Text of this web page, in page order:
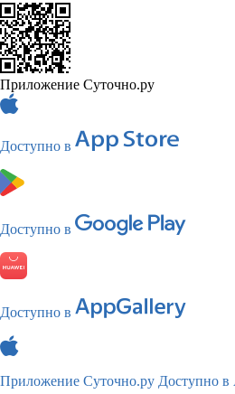
Приложение Суточно.ру
Доступно в
Доступно в
Доступно в
Приложение Суточно.ру Доступно в